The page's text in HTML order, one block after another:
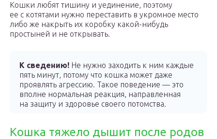
Кошки любят тишину и уединение, поэтому
ее с котятами нужно переставить в укромное место
либо же накрыть их коробку какой-нибудь
простыней и не открывать.
К сведению! Не нужно заходить к ним каждые
пять минут, потому что кошка может даже
проявлять агрессию. Такое поведение — это
вполне нормальная реакция, направленная
на защиту и здоровье своего потомства.
Кошка тяжело дышит после родов